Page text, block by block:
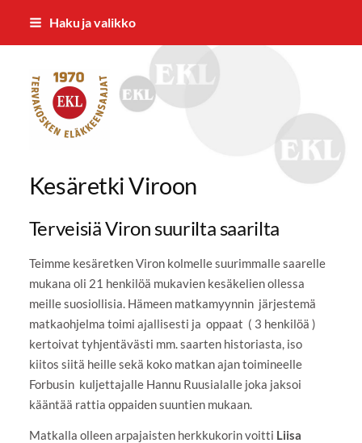
Siirry
Haku ja valikko
Tervakosken Eläkkeensaajat ry
Kesäretki Viroon
Terveisiä Viron suurilta saarilta
Teimme kesäretken Viron kolmelle suurimmalle saarelle
mukana oli 21 henkilöä mukavien kesäkelien ollessa
meille suosiollisia. Hämeen matkamyynnin järjestemä
matkaohjelma toimi ajallisesti ja oppaat ( 3 henkilöä )
kertoivat tyhjentävästi mm. saarten historiasta, iso
kiitos siitä heille sekä koko matkan ajan toimineelle
Forbusin kuljettajalle Hannu Ruusialalle joka jaksoi
kääntää rattia oppaiden suuntien mukaan.
Matkalla olleen arpajaisten herkkukorin voitti Liisa